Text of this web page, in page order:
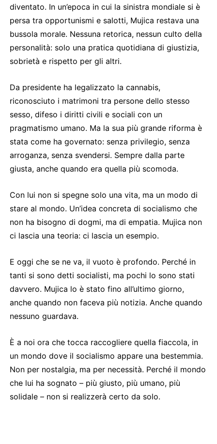
diventato. In un’epoca in cui la sinistra mondiale si è
persa tra opportunismi e salotti, Mujica restava una
bussola morale. Nessuna retorica, nessun culto della
personalità: solo una pratica quotidiana di giustizia,
sobrietà e rispetto per gli altri.
Da presidente ha legalizzato la cannabis,
riconosciuto i matrimoni tra persone dello stesso
sesso, difeso i diritti civili e sociali con un
pragmatismo umano. Ma la sua più grande riforma è
stata come ha governato: senza privilegio, senza
arroganza, senza svendersi. Sempre dalla parte
giusta, anche quando era quella più scomoda.
Con lui non si spegne solo una vita, ma un modo di
stare al mondo. Un’idea concreta di socialismo che
non ha bisogno di dogmi, ma di empatia. Mujica non
ci lascia una teoria: ci lascia un esempio.
E oggi che se ne va, il vuoto è profondo. Perché in
tanti si sono detti socialisti, ma pochi lo sono stati
davvero. Mujica lo è stato fino all’ultimo giorno,
anche quando non faceva più notizia. Anche quando
nessuno guardava.
È a noi ora che tocca raccogliere quella fiaccola, in
un mondo dove il socialismo appare una bestemmia.
Non per nostalgia, ma per necessità. Perché il mondo
che lui ha sognato – più giusto, più umano, più
solidale – non si realizzerà certo da solo.